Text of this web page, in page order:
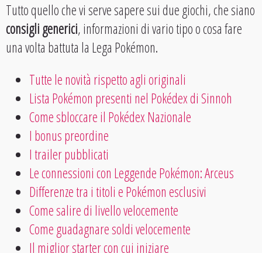
Tutto quello che vi serve sapere sui due giochi, che siano
consigli generici, informazioni di vario tipo o cosa fare
una volta battuta la Lega Pokémon.
Tutte le novità rispetto agli originali
Lista Pokémon presenti nel Pokédex di Sinnoh
Come sbloccare il Pokédex Nazionale
I bonus preordine
I trailer pubblicati
Le connessioni con Leggende Pokémon: Arceus
Differenze tra i titoli e Pokémon esclusivi
Come salire di livello velocemente
Come guadagnare soldi velocemente
Il miglior starter con cui iniziare